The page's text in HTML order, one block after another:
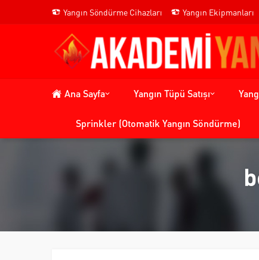
Yangın Söndürme Cihazları Yangın Ekipmanları
Ana Sayfa Yangın Tüpü Satışı
Sprinkler (Otomatik Yangın Söndürme)